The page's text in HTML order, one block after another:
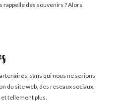
rappelle des souvenirs ? Alors
sans qui nous ne serions
du site web, des réseaux sociaux,
tellement plus.